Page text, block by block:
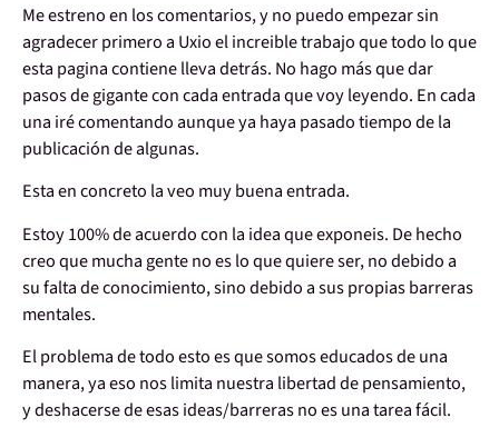
Me estreno en los comentarios, y no puedo empezar sin
agradecer primero a Uxio el increible trabajo que todo lo que
esta pagina contiene lleva detrás. No hago más que dar
pasos de gigante con cada entrada que voy leyendo. En cada
una iré comentando aunque ya haya pasado tiempo de la
publicación de algunas.
Esta en concreto la veo muy buena entrada.
Estoy 100% de acuerdo con la idea que exponeis. De hecho
creo que mucha gente no es lo que quiere ser, no debido a
su falta de conocimiento, sino debido a sus propias barreras
mentales.
El problema de todo esto es que somos educados de una
manera, ya eso nos limita nuestra libertad de pensamiento,
y deshacerse de esas ideas/barreras no es una tarea fácil.